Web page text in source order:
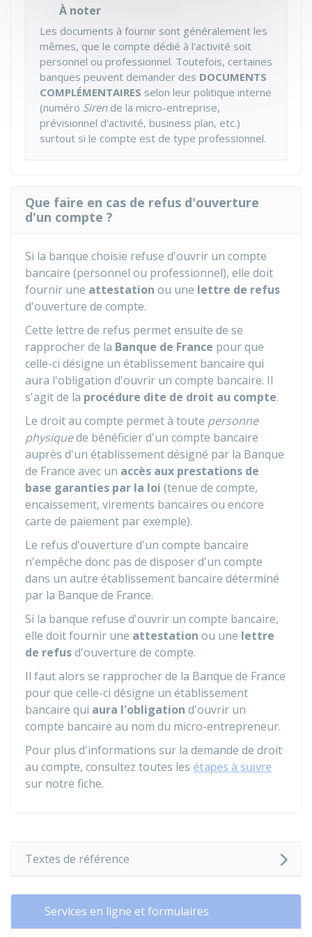
À noter
Les documents à fournir sont généralement les
mêmes, que le compte dédié à l'activité soit
personnel ou professionnel. Toutefois, certaines
banques peuvent demander des DOCUMENTS
COMPLÉMENTAIRES selon leur politique interne
(numéro Sirende la micro-entreprise,
prévisionnel d'activité, business plan, etc.)
surtout si le compte est de type professionnel.
Que faire en cas de refus d'ouverture
d'un compte ?
Si la banque choisie refuse d'ouvrir un compte
bancaire (personnel ou professionnel), elle doit
fournir une attestation ou une lettre de refus
d'ouverture de compte.
Cette lettre de refus permet ensuite de se
rapprocher de la Banque de France pour que
celle-ci désigne un établissement bancaire qui
aura l'obligation d'ouvrir un compte bancaire. Il
s'agit de la procédure dite de droit au compte.
Le droit au compte permet à toute personne
physiquede bénéficier d'un compte bancaire
auprès d'un établissement désigné par la Banque
de France avec un accès aux prestations de
base garanties par la loi (tenue de compte,
encaissement, virements bancaires ou encore
carte de paiement par exemple).
Le refus d'ouverture d'un compte bancaire
n'empêche donc pas de disposer d'un compte
dans un autre établissement bancaire déterminé
par la Banque de France.
Si la banque refuse d'ouvrir un compte bancaire,
elle doit fournir une attestation ou une lettre
de refusd'ouverture de compte.
Il faut alors se rapprocher de la Banque de France
pour que celle-ci désigne un établissement
bancaire qui aura l'obligation d'ouvrir un
compte bancaire au nom du micro-entrepreneur.
Pour plus d'informations sur la demande de droit
au compte, consultez toutes les étapes à suivre
sur notre fiche.
Textes de référence
Services en ligne et formulaires